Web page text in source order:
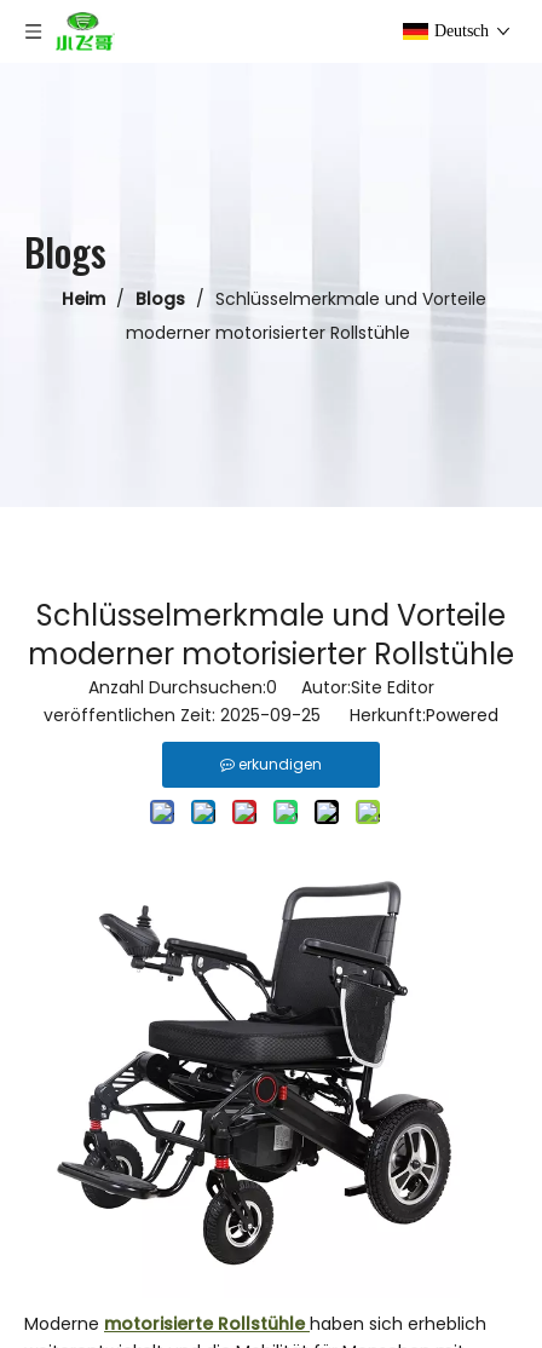
Deutsch
Blogs
Heim / Blogs / Schlüsselmerkmale und Vorteile
moderner motorisierter Rollstühle
Schlüsselmerkmale und Vorteile
moderner motorisierter Rollstühle
Anzahl Durchsuchen:0 Autor:Site Editor
veröffentlichen Zeit: 2025-09-25 Herkunft:Powered
erkundigen
Moderne motorisierte Rollstühlehaben sich erheblich